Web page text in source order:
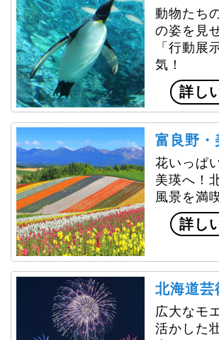
喫☆日帰りバスツアー
2026.06.29 販売開始しました！【札幌市
の手延べ麺の里・下川町自慢
23回 しもかわうどん祭り 日
2026.06.19 販売開始しました！ 【札幌市
の駅シリーズ♪北海道編｜思い
へ！ガイド同行「道の駅」
2026.06.19 販売開始しました！【札幌市
の駅シリーズ♪北海道編｜思い
へ！ガイド同行「道の駅」
2026.06.18 7月～11月出発を販売開始しま
内出発≫行動展示で一躍人気
園と幻想的な雰囲気を楽しむ
良野お花畑鑑賞する内容盛り
ー！
2026.06.11 販売開始しました！【札幌市
町ひまわりまつり＆富良野・
を巡る夏のバスツアー
動物たち
の姿を見
「行動展
気！
詳し
富良野・
花いっぱ
美瑛へ！
風景を満
詳し
北海道芸
広大なモ
活かした